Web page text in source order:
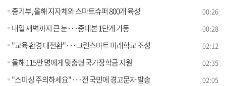
중기부, 올해 지자체와 스마트슈퍼 800개 육성 00:26
내일 새벽까지 큰 눈···중대본 1단계 가동 00:28
"교육 환경 대전환"···그린스마트 미래학교 조성 02:12
올해 115만 명에게 맞춤형 국가장학금 지원 02:35
"스미싱 주의하세요"···전 국민에 경고문자 발송 02:05